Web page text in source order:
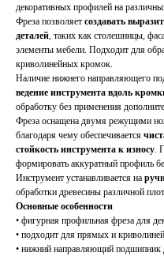
декоративных профилей на
Фреза позволяет создавать
деталей , таких как столешницы,
элементы мебели. Подходит для
криволинейных кромок.
Наличие нижнего направляющего
ведение инструмента вдоль
обработку без применения
Фреза оснащена двумя режущими
благодаря чему обеспечивается
стойкость инструмента к износу .
формировать аккуратный профиль
Инструмент устанавливается на
обработки древесины различной
Основные особенности
• фигурная профильная фреза для
• подходит для прямых и
• нижний направляющий подшипник